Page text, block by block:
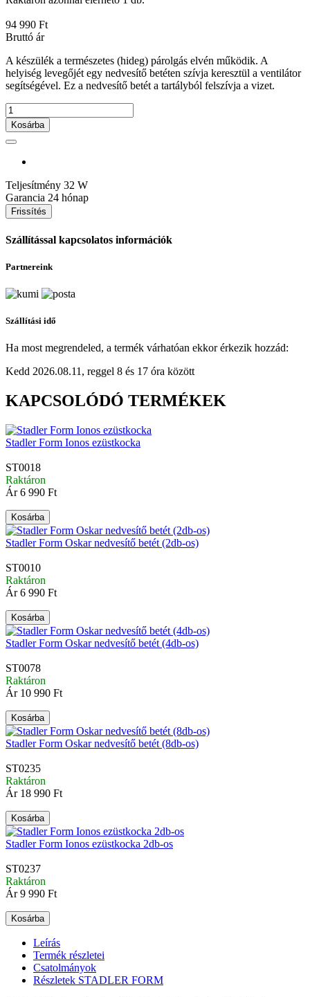
94 990 Ft
Bruttó ár
A készülék a természetes (hideg) párolgás elvén működik. A
helyiség levegőjét egy nedvesítő betéten szívja keresztül a ventilátor
segítségével. Ez a nedvesítő betét a tartályból felszívja a vizet.
Kosárba
Teljesítmény 32 W
Garancia 24 hónap
Szállítással kapcsolatos információk
Partnereink
Szállítási idő
Ha most megrendeled, a termék várhatóan ekkor érkezik hozzád:
Kedd 2026.08.11, reggel 8 és 17 óra között
KAPCSOLÓDÓ TERMÉKEK
Stadler Form Ionos ezüstkocka
ST0018
Raktáron
Ár 6 990 Ft
Kosárba
Stadler Form Oskar nedvesítő betét (2db-os)
ST0010
Raktáron
Ár 6 990 Ft
Kosárba
Stadler Form Oskar nedvesítő betét (4db-os)
ST0078
Raktáron
Ár 10 990 Ft
Kosárba
Stadler Form Oskar nedvesítő betét (8db-os)
ST0235
Raktáron
Ár 18 990 Ft
Kosárba
Stadler Form Ionos ezüstkocka 2db-os
ST0237
Raktáron
Ár 9 990 Ft
Kosárba
Leírás
Termék részletei
Csatolmányok
Részletek STADLER FORM